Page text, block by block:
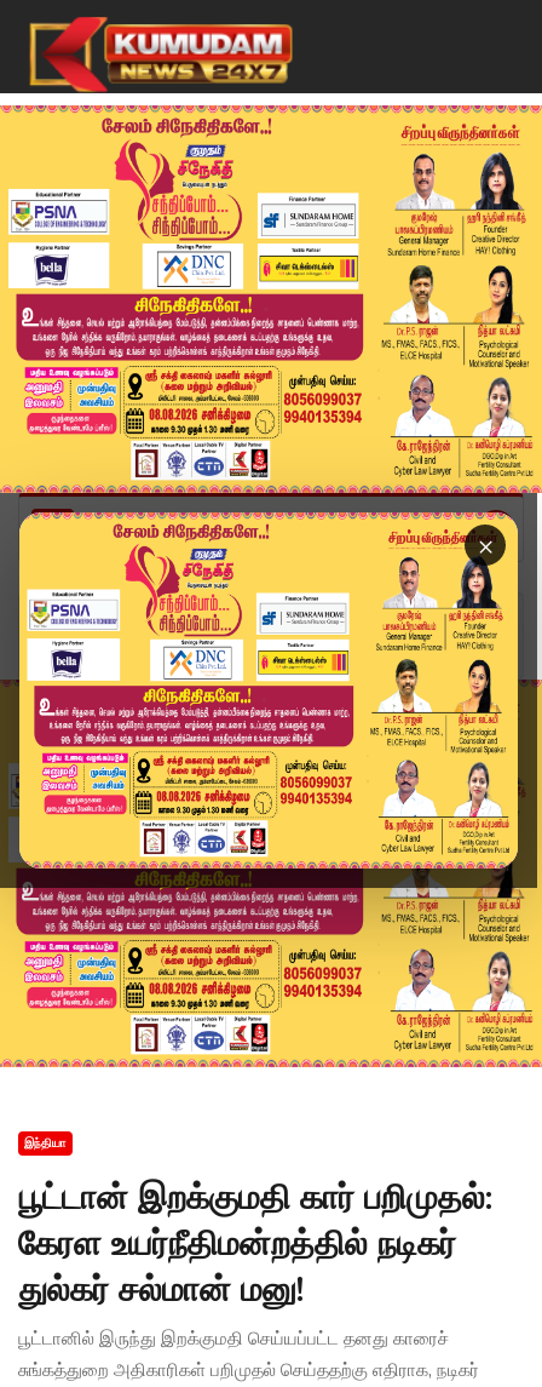
×
Home
இந்தியா
பூட்டான் இறக்குமதி கார் பறிமுதல்: கேரள உயர்நீதி...
இந்தியா
பூட்டான் இறக்குமதி கார் பறிமுதல்:
கேரள உயர்நீதிமன்றத்தில் நடிகர்
துல்கர் சல்மான் மனு!
பூட்டானில் இருந்து இறக்குமதி செய்யப்பட்ட தனது காரைச்
சுங்கத்துறை அதிகாரிகள் பறிமுதல் செய்ததற்கு எதிராக, நடிகர்